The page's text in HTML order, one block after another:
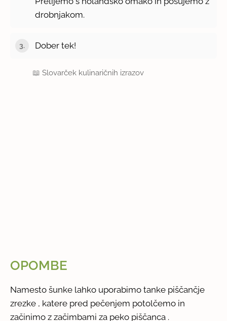
drobnjakom.
Dober tek!
📖Slovarček kulinaričnih izrazov
OPOMBE
Namesto šunke lahko uporabimo tanke piščančje
zrezke , katere pred pečenjem potolčemo in
začinimo z začimbami za peko piščanca .